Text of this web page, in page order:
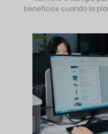
beneficios cuando la